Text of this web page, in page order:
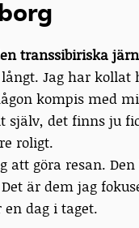
transsibiriska
Jag har kollat
kompis med
själv, det finns ju
roligt.
att göra resan.
är dem jag
dag i taget.